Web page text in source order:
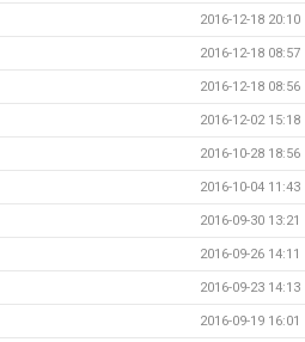
2016-12-18 20:10
2016-12-18 08:57
2016-12-18 08:56
2016-12-02 15:18
2016-10-28 18:56
2016-10-04 11:43
2016-09-30 13:21
2016-09-26 14:11
2016-09-23 14:13
2016-09-19 16:01